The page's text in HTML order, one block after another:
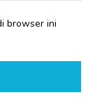
browser ini